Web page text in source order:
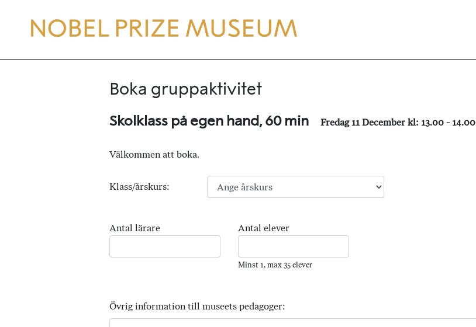
Boka gruppaktivitet
Skolklass på egen hand, 60 min Fredag 11 December kl: 13.00 - 14.00
Välkommen att boka.
Klass/årskurs:
Antal lärare Antal elever
Minst 1, max 35 elever
Övrig information till museets pedagoger: